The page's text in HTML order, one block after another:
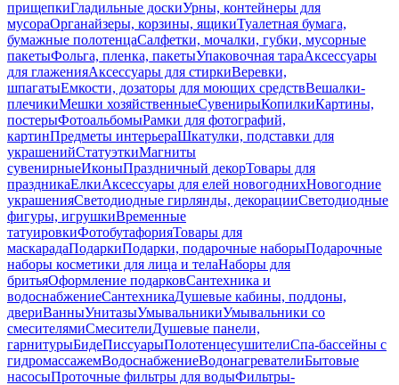
прищепкиГладильные доскиУрны, контейнеры для
мусораОрганайзеры, корзины, ящикиТуалетная бумага,
бумажные полотенцаСалфетки, мочалки, губки, мусорные
пакетыФольга, пленка, пакетыУпаковочная тараАксессуары
для глаженияАксессуары для стиркиВеревки,
шпагатыЕмкости, дозаторы для моющих средствВешалки-
плечикиМешки хозяйственныеСувенирыКопилкиКартины,
постерыФотоальбомыРамки для фотографий,
картинПредметы интерьераШкатулки, подставки для
украшенийСтатуэткиМагниты
сувенирныеИконыПраздничный декорТовары для
праздникаЕлкиАксессуары для елей новогоднихНовогодние
украшенияСветодиодные гирлянды, декорацииСветодиодные
фигуры, игрушкиВременные
татуировкиФотобутафорияТовары для
маскарадаПодаркиПодарки, подарочные наборыПодарочные
наборы косметики для лица и телаНаборы для
бритьяОформление подарковСантехника и
водоснабжениеСантехникаДушевые кабины, поддоны,
двериВанныУнитазыУмывальникиУмывальники со
смесителямиСмесителиДушевые панели,
гарнитурыБидеПиссуарыПолотенцесушителиСпа-бассейны с
гидромассажемВодоснабжениеВодонагревателиБытовые
насосыПроточные фильтры для водыФильтры-